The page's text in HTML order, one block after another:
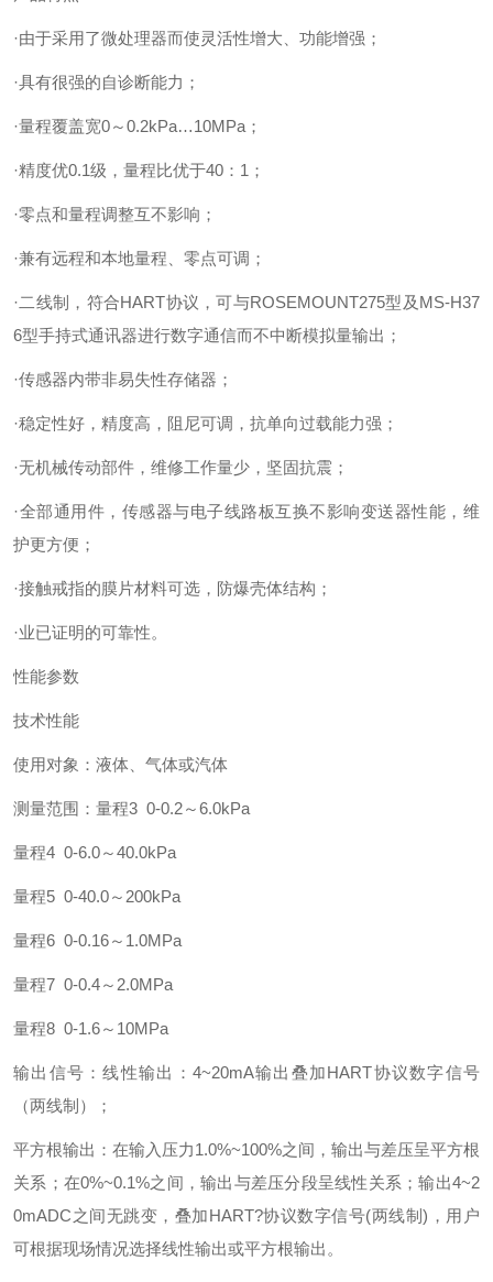
·由于采用了微处理器而使灵活性增大、功能增强；
·具有很强的自诊断能力；
·量程覆盖宽0～0.2kPa…10MPa；
·精度优0.1级，量程比优于40：1；
·零点和量程调整互不影响；
·兼有远程和本地量程、零点可调；
·二线制，符合HART协议，可与ROSEMOUNT275型及MS-H37
6型手持式通讯器进行数字通信而不中断模拟量输出；
·传感器内带非易失性存储器；
·稳定性好，精度高，阻尼可调，抗单向过载能力强；
·无机械传动部件，维修工作量少，坚固抗震；
·全部通用件，传感器与电子线路板互换不影响变送器性能，维
护更方便；
·接触戒指的膜片材料可选，防爆壳体结构；
·业已证明的可靠性。
性能参数
技术性能
使用对象：液体、气体或汽体
测量范围：量程3 0-0.2～6.0kPa
量程4 0-6.0～40.0kPa
量程5 0-40.0～200kPa
量程6 0-0.16～1.0MPa
量程7 0-0.4～2.0MPa
量程8 0-1.6～10MPa
输出信号：线性输出：4~20mA输出叠加HART协议数字信号
（两线制）；
平方根输出：在输入压力1.0%~100%之间，输出与差压呈平方根
关系；在0%~0.1%之间，输出与差压分段呈线性关系；输出4~2
0mADC之间无跳变，叠加HART?协议数字信号(两线制)，用户
可根据现场情况选择线性输出或平方根输出。